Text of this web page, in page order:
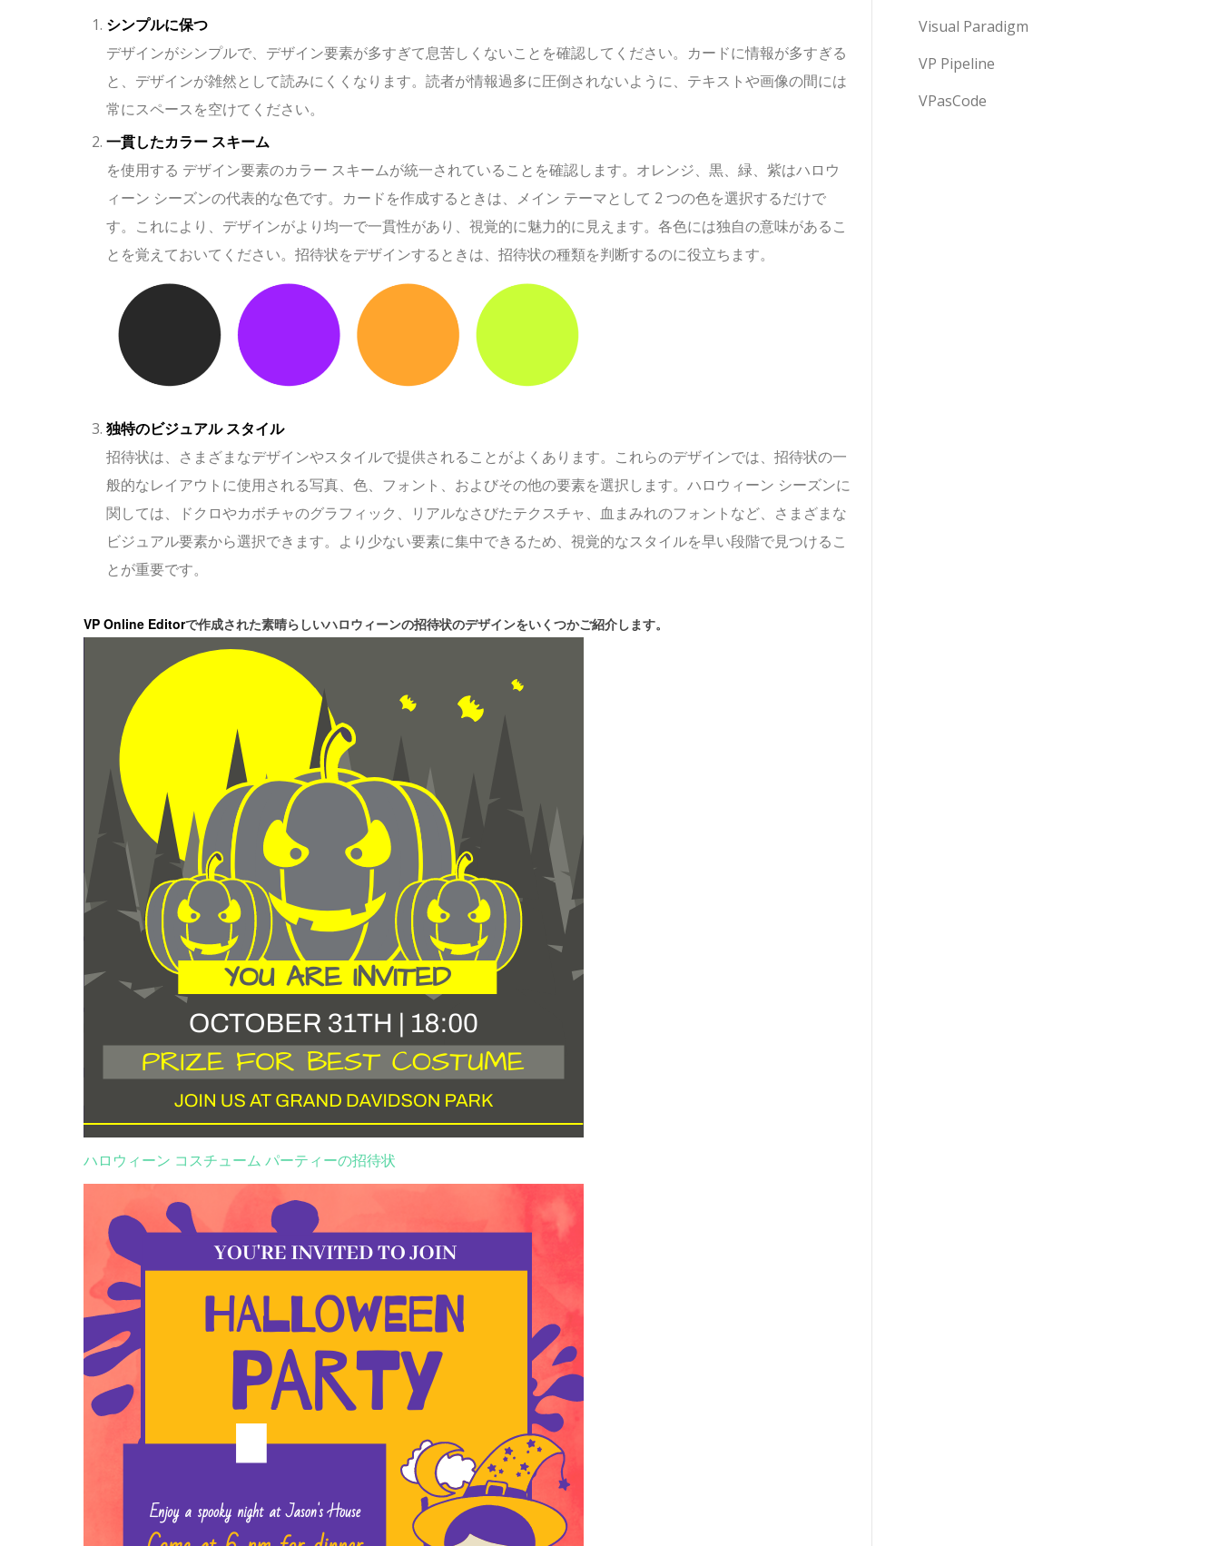
シンプルに保つ
デザインがシンプルで、デザイン要素が多すぎて息苦しくないことを確認してください。カードに情報が多すぎる
と、デザインが雑然として読みにくくなります。読者が情報過多に圧倒されないように、テキストや画像の間には
常にスペースを空けてください。
一貫したカラー スキーム
を使用する デザイン要素のカラー スキームが統一されていることを確認します。オレンジ、黒、緑、紫はハロウ
ィーン シーズンの代表的な色です。カードを作成するときは、メイン テーマとして 2 つの色を選択するだけで
す。これにより、デザインがより均一で一貫性があり、視覚的に魅力的に見えます。各色には独自の意味があるこ
とを覚えておいてください。招待状をデザインするときは、招待状の種類を判断するのに役立ちます。
独特のビジュアル スタイル
招待状は、さまざまなデザインやスタイルで提供されることがよくあります。これらのデザインでは、招待状の一
般的なレイアウトに使用される写真、色、フォント、およびその他の要素を選択します。ハロウィーン シーズンに
関しては、ドクロやカボチャのグラフィック、リアルなさびたテクスチャ、血まみれのフォントなど、さまざまな
ビジュアル要素から選択できます。より少ない要素に集中できるため、視覚的なスタイルを早い段階で見つけるこ
とが重要です。
VP Online Editorで作成された素晴らしいハロウィーンの招待状のデザインをいくつかご紹介します。
ハロウィーン コスチューム パーティーの招待状
Visual Paradigm
VP Pipeline
VPasCode